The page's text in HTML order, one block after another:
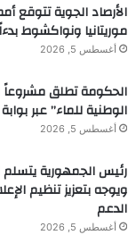
الأرصاد الجوية تتوقع
موريتانيا ونواكشوط
أغسطس 5, 2026
الحكومة تطلق مشروعاً
الوطنية للماء” عبر
أغسطس 5, 2026
رئيس الجمهورية يتسلم
ويوجه بتعزيز تنظيم
الدعم
أغسطس 5, 2026